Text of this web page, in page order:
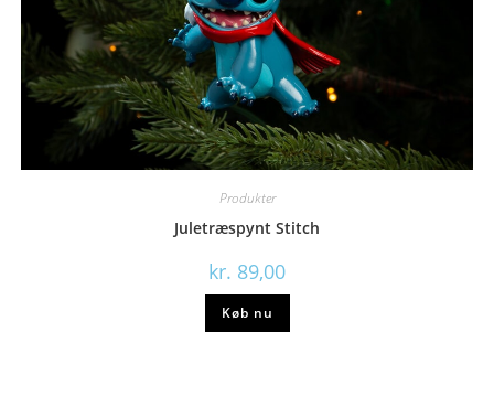
Produkter
Juletræspynt Stitch
kr. 89,00
Køb nu